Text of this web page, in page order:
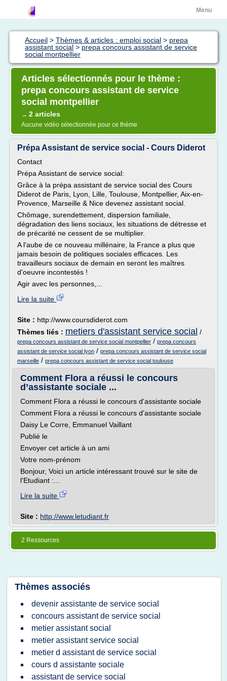
Menu
Accueil > Thèmes & articles : emploi social > prepa
assistant social > prepa concours assistant de service
social montpellier
Articles sélectionnés pour le thème :
prepa concours assistant de service
social montpellier
→ 2 articles
Aucune vidéo sélectionnée pour ce thème
Prépa Assistant de service social - Cours Diderot
Contact
Prépa Assistant de service social:
Grâce à la prépa assistant de service social des Cours
Diderot de Paris, Lyon, Lille, Toulouse, Montpellier, Aix-en-
Provence, Marseille & Nice devenez assistant social.
Chômage, surendettement, dispersion familiale,
dégradation des liens sociaux, les situations de détresse et
de précarité ne cessent de se multiplier.
A l'aube de ce nouveau millénaire, la France a plus que
jamais besoin de politiques sociales efficaces. Les
travailleurs sociaux de demain en seront les maîtres
d'oeuvre incontestés !
Agir avec les personnes,...
Lire la suite
Site : http://www.coursdiderot.com
Thèmes liés : metiers d'assistant service social /
prepa concours assistant de service social montpellier / prepa concours
assistant de service social lyon / prepa concours assistant de service social
marseille / prepa concours assistant de service social toulouse
Comment Flora a réussi le concours
d’assistante sociale ...
Comment Flora a réussi le concours d'assistante sociale
Comment Flora a réussi le concours d'assistante sociale
Daisy Le Corre, Emmanuel Vaillant
Publié le
Envoyer cet article à un ami
Votre nom-prénom
Bonjour, Voici un article intéressant trouvé sur le site de
l'Etudiant :...
Lire la suite
Site : http://www.letudiant.fr
2 Ressources
Thèmes associés
devenir assistante de service social
concours assistant de service social
metier assistant social
metier assistant service social
metier d assistant de service social
cours d assistante sociale
assistant de service social